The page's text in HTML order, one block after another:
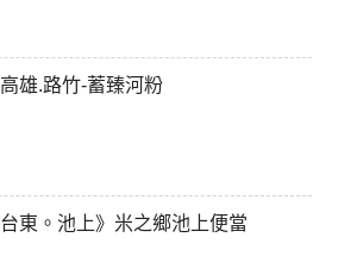
高雄.路竹-蓄臻河粉
台東。池上》米之鄉池上便當